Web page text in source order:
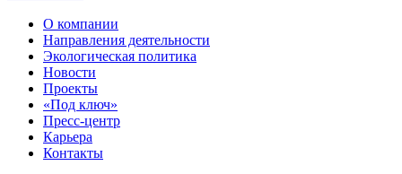
О компании
Направления деятельности
Экологическая политика
Новости
Проекты
«Под ключ»
Пресс-центр
Карьера
Контакты